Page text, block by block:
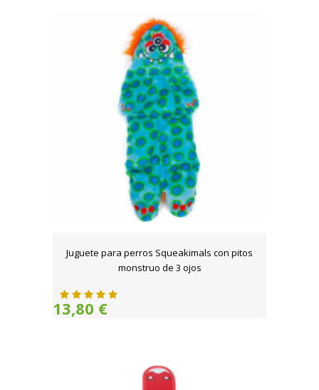
Juguete para perros Squeakimals con pitos
monstruo de 3 ojos
13,80 €